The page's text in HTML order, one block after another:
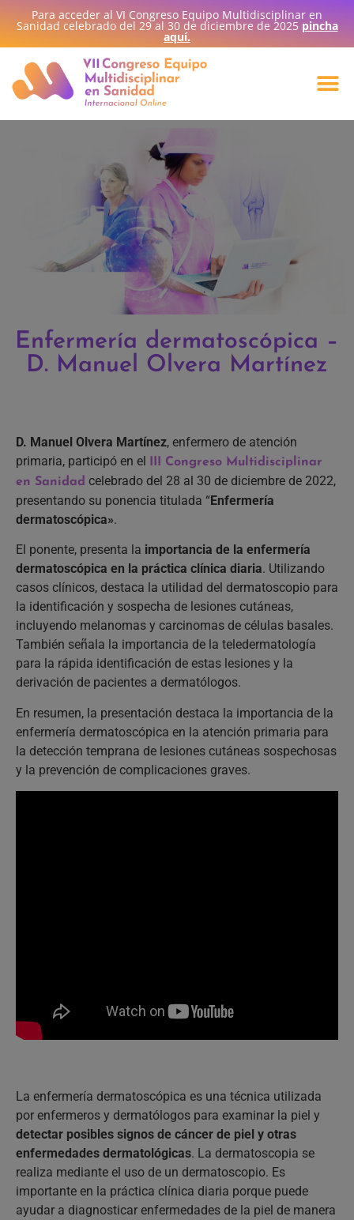
Para acceder al VI Congreso Equipo Multidisciplinar en
Sanidad celebrado del 29 al 30 de diciembre de 2025 pincha
aquí.
Enfermería dermatoscópica –
D. Manuel Olvera Martínez
D. Manuel Olvera Martínez, enfermero de atención
primaria, participó en el
III Congreso Multidisciplinar
en Sanidad celebrado del 28 al 30 de diciembre de 2022,
presentando su ponencia titulada “Enfermería
dermatoscópica».
El ponente, presenta la importancia de la enfermería
dermatoscópica en la práctica clínica diaria. Utilizando
casos clínicos, destaca la utilidad del dermatoscopio para
la identificación y sospecha de lesiones cutáneas,
incluyendo melanomas y carcinomas de células basales.
También señala la importancia de la teledermatología
para la rápida identificación de estas lesiones y la
derivación de pacientes a dermatólogos.
En resumen, la presentación destaca la importancia de la
enfermería dermatoscópica en la atención primaria para
la detección temprana de lesiones cutáneas sospechosas
y la prevención de complicaciones graves.
La enfermería dermatoscópica es una técnica utilizada
por enfermeros y dermatólogos para examinar la piel y
detectar posibles signos de cáncer de piel y otras
enfermedades dermatológicas. La dermatoscopia se
realiza mediante el uso de un dermatoscopio. Es
importante en la práctica clínica diaria porque puede
ayudar a diagnosticar enfermedades de la piel de manera